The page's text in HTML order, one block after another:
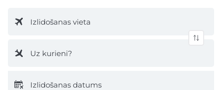
Izlidošanas vieta
Uz kurieni?
Izlidošanas datums